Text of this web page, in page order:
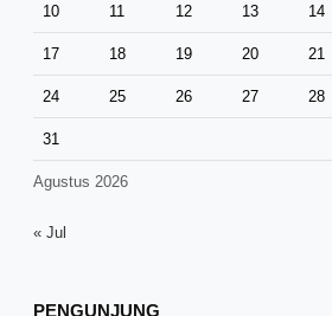
Agustus 2026
10 11 12 13 14
17 18 19 20 21
24 25 26 27 28
31
« Jul
PENGUNJUNG